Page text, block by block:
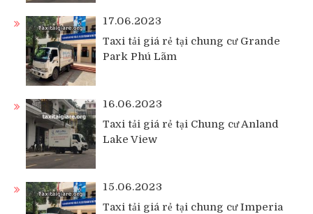
17.06.2023
Taxi tải giá rẻ tại chung cư Grande
Park Phú Lãm
16.06.2023
Taxi tải giá rẻ tại Chung cư Anland
Lake View
15.06.2023
Taxi tải giá rẻ tại chung cư Imperia